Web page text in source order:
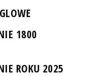
1800
ROKU 2025